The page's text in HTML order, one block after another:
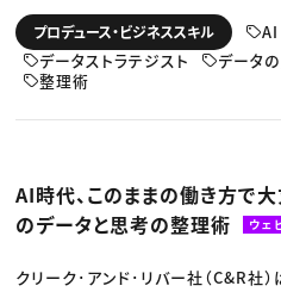
動画配信・映像制作
編集・ライティング
マーケティング
ディレクション
業界解説・キャリア事情
お役立ち基礎知識
TOP Creator’s コラム トップ
Webクリエイター
アプリクリエイター
ゲームクリエイター
マーケッター
セミナー
映像
ゲーム・エンタメ
広告
出版
プロデュース・ビジネススキル AI
データストラテジスト
データ
整理術
AI時代、このままの働き方で
のデータと思考の整理術
ウェ
クリーク･アンド･リバー社（C&R社）